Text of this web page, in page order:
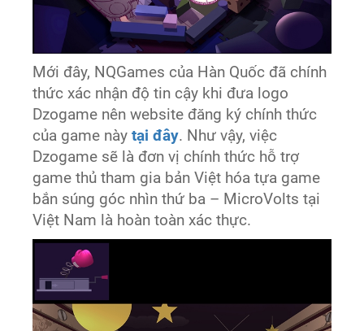
Mới đây, NQGames của Hàn Quốc đã chính
thức xác nhận độ tin cậy khi đưa logo
Dzogame nên website đăng ký chính thức
của game nàytại đây. Như vậy, việc
Dzogame sẽ là đơn vị chính thức hỗ trợ
game thủ tham gia bản Việt hóa tựa game
bắn súng góc nhìn thứ ba – MicroVolts tại
Việt Nam là hoàn toàn xác thực.